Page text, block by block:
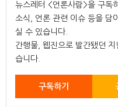
뉴스레터 <언론사람>을 구독
소식, 언론 관련 이슈 등을 담
실 수 있습니다.
간행물, 웹진으로 발간됐던
습니다.
구독하기